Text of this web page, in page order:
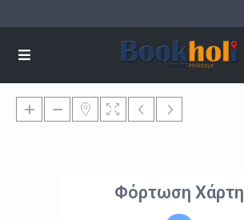
Φόρτωση Χάρτη